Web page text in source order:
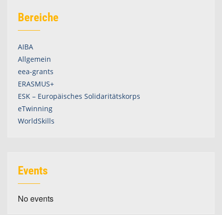
Bereiche
AIBA
Allgemein
eea-grants
ERASMUS+
ESK – Europäisches Solidaritätskorps
eTwinning
WorldSkills
Events
No events